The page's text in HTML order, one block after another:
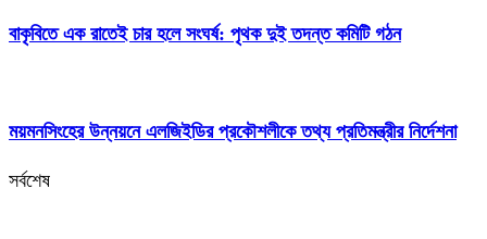
বাকৃবিতে এক রাতেই চার হলে সংঘর্ষ: পৃথক দুই তদন্ত কমিটি গঠন
ময়মনসিংহের উন্নয়নে এলজিইডির প্রকৌশলীকে তথ্য প্রতিমন্ত্রীর নির্দেশনা
সর্বশেষ